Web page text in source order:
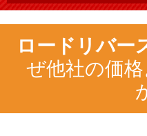
ロードリバー
ぜ他社の価